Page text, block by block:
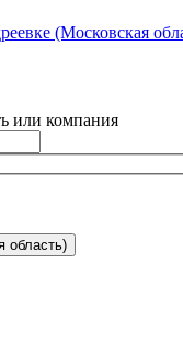
(Московская
или компания
область)